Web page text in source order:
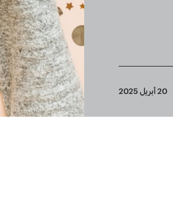
20 أبريل 2025